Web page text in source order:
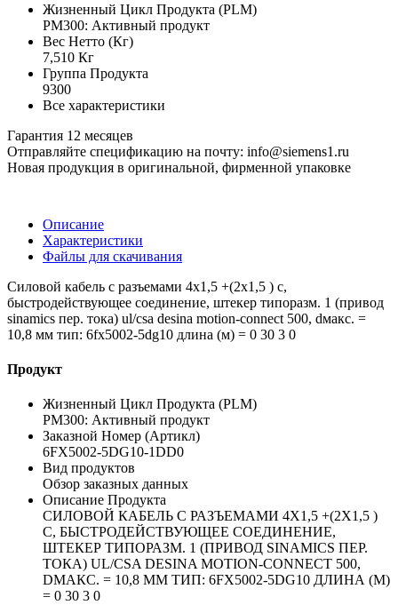
Жизненный Цикл Продукта (PLM)
PM300: Активный продукт
Вес Нетто (Кг)
7,510 Кг
Группа Продукта
9300
Все характеристики
Гарантия 12 месяцев
Отправляйте спецификацию на почту: info@siemens1.ru
Новая продукция в оригинальной, фирменной упаковке
Описание
Характеристики
Файлы для скачивания
Силовой кабель с разъемами 4x1,5 +(2x1,5 ) c,
быстродействующее соединение, штекер типоразм. 1 (привод
sinamics пер. тока) ul/csa desina motion-connect 500, dмакс. =
10,8 мм тип: 6fx5002-5dg10 длина (м) = 0 30 3 0
Продукт
Жизненный Цикл Продукта (PLM)
PM300: Активный продукт
Заказной Номер (Артикл)
6FX5002-5DG10-1DD0
Вид продуктов
Обзор заказных данных
Описание Продукта
СИЛОВОЙ КАБЕЛЬ С РАЗЪЕМАМИ 4X1,5 +(2X1,5 )
C, БЫСТРОДЕЙСТВУЮЩЕЕ СОЕДИНЕНИЕ,
ШТЕКЕР ТИПОРАЗМ. 1 (ПРИВОД SINAMICS ПЕР.
ТОКА) UL/CSA DESINA MOTION-CONNECT 500,
DМАКС. = 10,8 ММ ТИП: 6FX5002-5DG10 ДЛИНА (М)
= 0 30 3 0